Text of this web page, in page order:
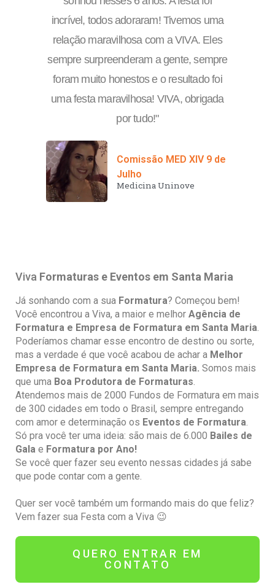
incrível, todos adoraram! Tivemos uma
relação maravilhosa com a VIVA. Eles
sempre surpreenderam a gente, sempre
foram muito honestos e o resultado foi
uma festa maravilhosa! VIVA, obrigada
por tudo!"
Comissão MED XIV 9 de
Julho
Medicina Uninove
Viva Formaturas e Eventos em Santa Maria
Já sonhando com a sua Formatura? Começou bem!
Você encontrou a Viva, a maior e melhor Agência de
Formatura e Empresa de Formatura em Santa Maria.
Poderíamos chamar esse encontro de destino ou sorte,
mas a verdade é que você acabou de achar a Melhor
Empresa de Formatura em Santa Maria. Somos mais
que uma Boa Produtora de Formaturas.
Atendemos mais de 2000 Fundos de Formatura em mais
de 300 cidades em todo o Brasil, sempre entregando
com amor e determinação os Eventos de Formatura.
Só pra você ter uma ideia: são mais de 6.000 Bailes de
Gala e Formatura por Ano!
Se você quer fazer seu evento nessas cidades já sabe
que pode contar com a gente.
Quer ser você também um formando mais do que feliz?
Vem fazer sua Festa com a Viva 😉
QUERO ENTRAR EM
CONTATO